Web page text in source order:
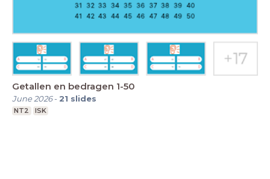
Getallen en bedragen 1-50
June 2026- 21 slides
NT2 ISK